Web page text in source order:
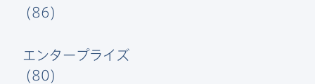
( 86 )
エンタープライズ
( 80)